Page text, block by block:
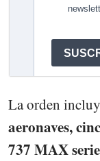
La orden
aeronaves,
737 MAX